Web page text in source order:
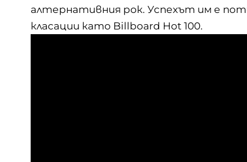
алтернативния рок. Успехът им е
класации като Billboard Hot 100.